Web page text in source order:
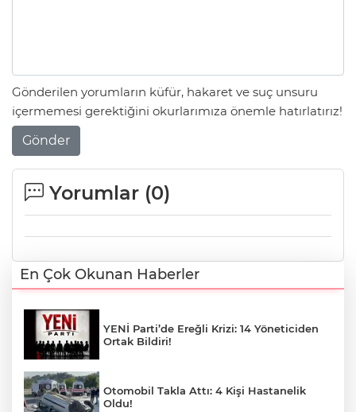
Gönderilen yorumların küfür, hakaret ve suç unsuru
içermemesi gerektiğini okurlarımıza önemle hatırlatırız!
Gönder
Yorumlar (0)
En Çok Okunan Haberler
YENİ Parti’de Ereğli Krizi: 14 Yöneticiden
Ortak Bildiri!
Otomobil Takla Attı: 4 Kişi Hastanelik
Oldu!